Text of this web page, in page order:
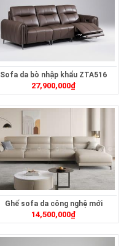
Sofa da bò nhập khẩu ZTA516
27,900,000₫
Ghế sofa da công nghệ mới
ZB1751
14,500,000₫